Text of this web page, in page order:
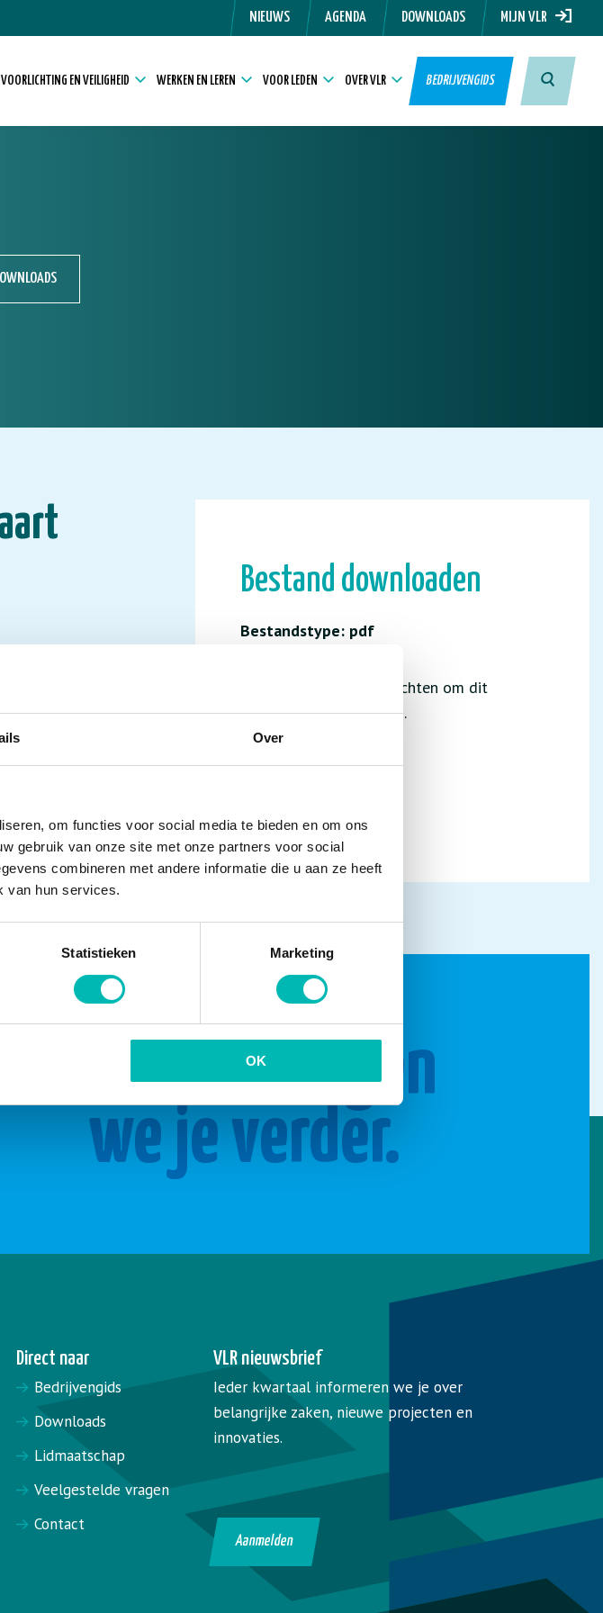
Over
om functies voor social media te bieden en om ons
gebruik van onze site met onze partners voor social
combineren met andere informatie die u aan ze heeft
van hun services.
Statistieken Marketing
OK
NIEUWS AGENDA DOWNLOADS MIJN VLR
VOORLICHTING EN VEILIGHEID WERKEN EN LEREN VOOR LEDEN OVER VLR BEDRIJVENGIDS
Bestand downloaden
Bestandstype: pdf
Je hebt niet de juiste rechten om dit
bestand te downloaden.
Samen brengen
we je verder.
Direct naar
Bedrijvengids
Downloads
Lidmaatschap
Veelgestelde vragen
Contact
VLR nieuwsbrief
Ieder kwartaal informeren we je over
belangrijke zaken, nieuwe projecten en
innovaties.
Aanmelden